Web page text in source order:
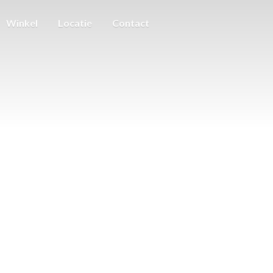
Winkel Locatie Contact